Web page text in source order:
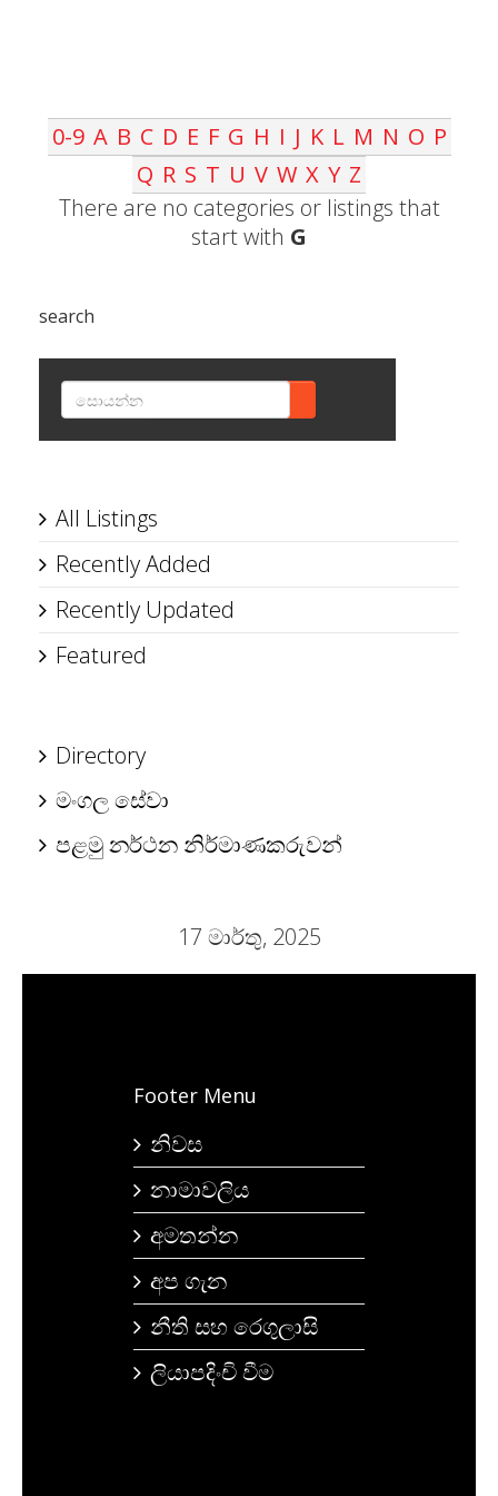
0-9 A B C D E F G H I J K L M N O P
Q R S T U V W X Y Z
There are no categories or listings that
start with G
search
All Listings
Recently Added
Recently Updated
Featured
Directory
මංගල සේවා
පළමු නර්ථන නිර්මාණකරුවන්
17 මාර්තු, 2025
Footer Menu
නිවස
නාමාවලිය
අමතන්න
අප ගැන
නීති සහ රෙගුලාසි
ලියාපදිංචි වීම